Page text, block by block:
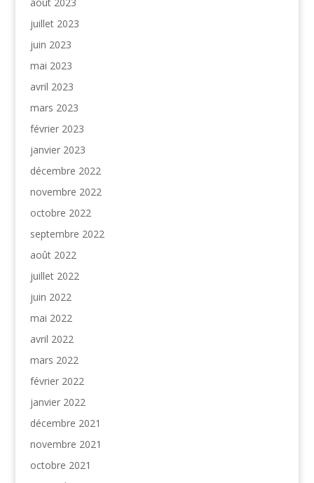
juillet 2023
juin 2023
mai 2023
avril 2023
mars 2023
février 2023
janvier 2023
décembre 2022
novembre 2022
octobre 2022
septembre 2022
août 2022
juillet 2022
juin 2022
mai 2022
avril 2022
mars 2022
février 2022
janvier 2022
décembre 2021
novembre 2021
octobre 2021